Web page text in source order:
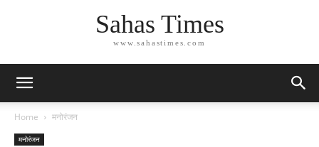
Sahas Times
www.sahastimes.com
Home मनोरंजन
मनोरंजन